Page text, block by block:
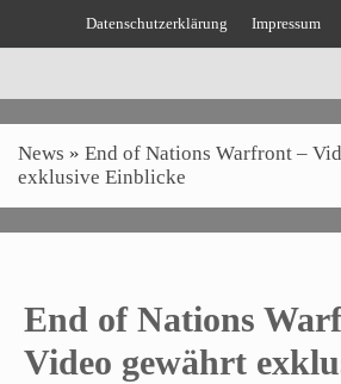
Datenschutzerklärung Impressum
News » End of Nations Warfront –
exklusive Einblicke
End of Nations
Video gewährt